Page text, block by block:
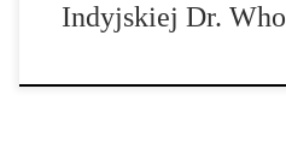
Indyjskiej Dr. Who